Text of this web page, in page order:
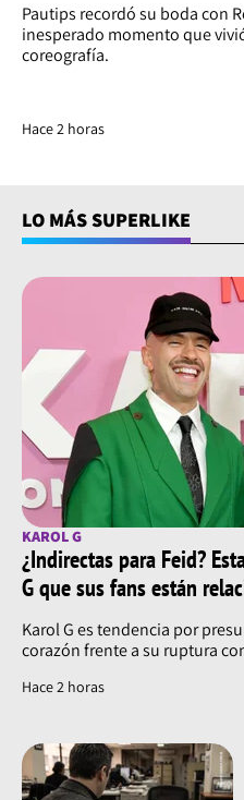
Pautips recordó su boda con
inesperado momento que
coreografía.
Hace 2 horas
LO MÁS SUPERLIKE
KAROL G
¿Indirectas para Feid?
G que sus fans están
Karol G es tendencia por
corazón frente a su ruptura
Hace 2 horas